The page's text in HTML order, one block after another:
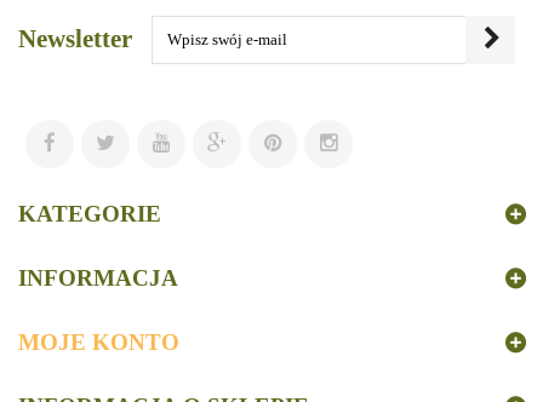
Newsletter
KATEGORIE
INFORMACJA
MOJE KONTO